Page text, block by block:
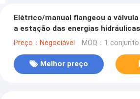
Elétrico/manual flangeou a
a estação das energias
Preço：Negociável MOQ：1 conjunto
Melhor preço